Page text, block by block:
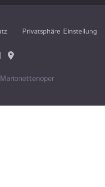
Privatsphäre Einstellung